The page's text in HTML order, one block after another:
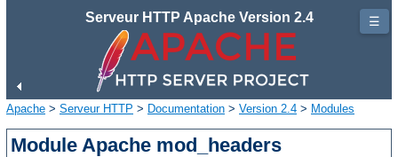
Serveur HTTP Apache Version 2.4
Apache > Serveur HTTP > Documentation > Version 2.4 > Modules
Module Apache mod_headers
☰